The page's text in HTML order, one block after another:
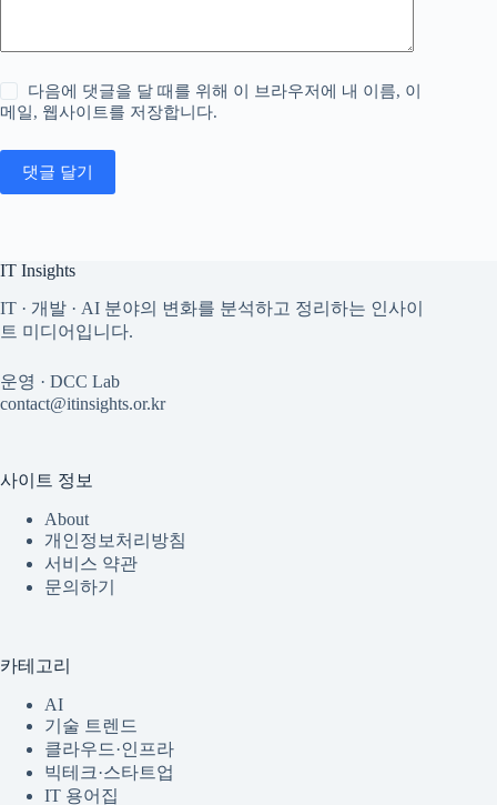
다음에 댓글을 달 때를 위해 이 브라우저에 내 이름, 이
메일, 웹사이트를 저장합니다.
댓글 달기
IT Insights
IT · 개발 · AI 분야의 변화를 분석하고 정리하는 인사이
트 미디어입니다.
운영 · DCC Lab
contact@itinsights.or.kr
사이트 정보
About
개인정보처리방침
서비스 약관
문의하기
카테고리
AI
기술 트렌드
클라우드·인프라
빅테크·스타트업
IT 용어집